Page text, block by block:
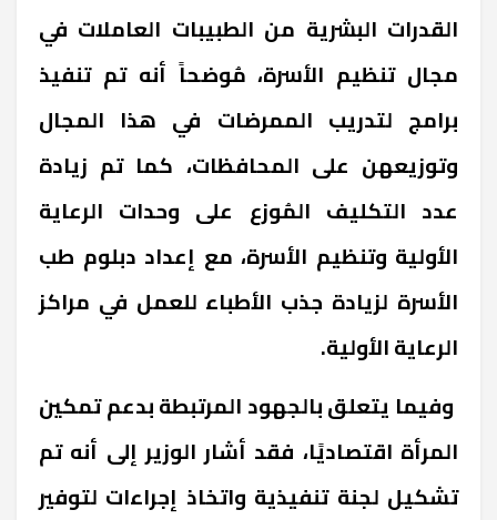
القدرات البشرية من الطبيبات العاملات في
مجال تنظيم الأسرة، مُوضحاً أنه تم تنفيذ
برامج لتدريب الممرضات في هذا المجال
وتوزيعهن على المحافظات، كما تم زيادة
عدد التكليف المُوزع على وحدات الرعاية
الأولية وتنظيم الأسرة، مع إعداد دبلوم طب
الأسرة لزيادة جذب الأطباء للعمل في مراكز
الرعاية الأولية.
وفيما يتعلق بالجهود المرتبطة بدعم تمكين
المرأة اقتصاديًا، فقد أشار الوزير إلى أنه تم
تشكيل لجنة تنفيذية واتخاذ إجراءات لتوفير